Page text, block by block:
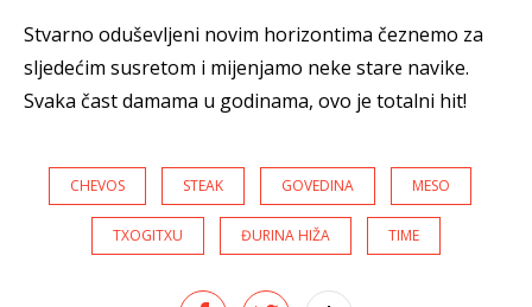
Stvarno oduševljeni novim horizontima čeznemo za
sljedećim susretom i mijenjamo neke stare navike.
Svaka čast damama u godinama, ovo je totalni hit!
CHEVOS STEAK GOVEDINA MESO
TXOGITXU ĐURINA HIŽA TIME